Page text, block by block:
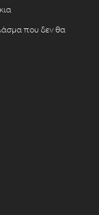
που δεν θα